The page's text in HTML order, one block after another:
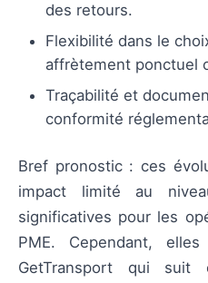
des retours.
Flexibilité dans le
affrètement ponctuel
Traçabilité et
conformité
Bref pronostic : ces
impact limité au
significatives pour les
PME. Cependant,
GetTransport qui suit